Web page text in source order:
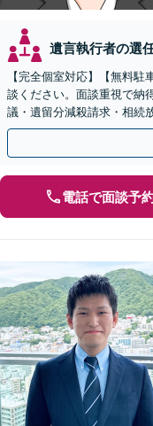
遺言執行者の選
【完全個室対応】【無料
談ください。面談重視で納
議・遺留分減殺請求・相続
い。まずは事務所での面談
電話で面談予